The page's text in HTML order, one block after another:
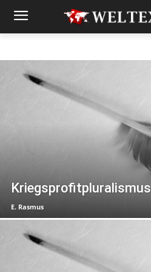
Kriegsprofitpluralismus
E. Rasmus